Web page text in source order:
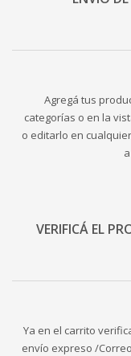
Agregá tus
categorías o en la
o editarlo en
VERIFICÁ EL
Ya en el carrito
envío expreso /